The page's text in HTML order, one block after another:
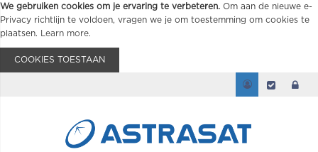
We gebruiken cookies om je ervaring te verbeteren. Om aan de nieuwe e-
Privacy richtlijn te voldoen, vragen we je om toestemming om cookies te
plaatsen.
Learn more.
COOKIES TOESTAAN